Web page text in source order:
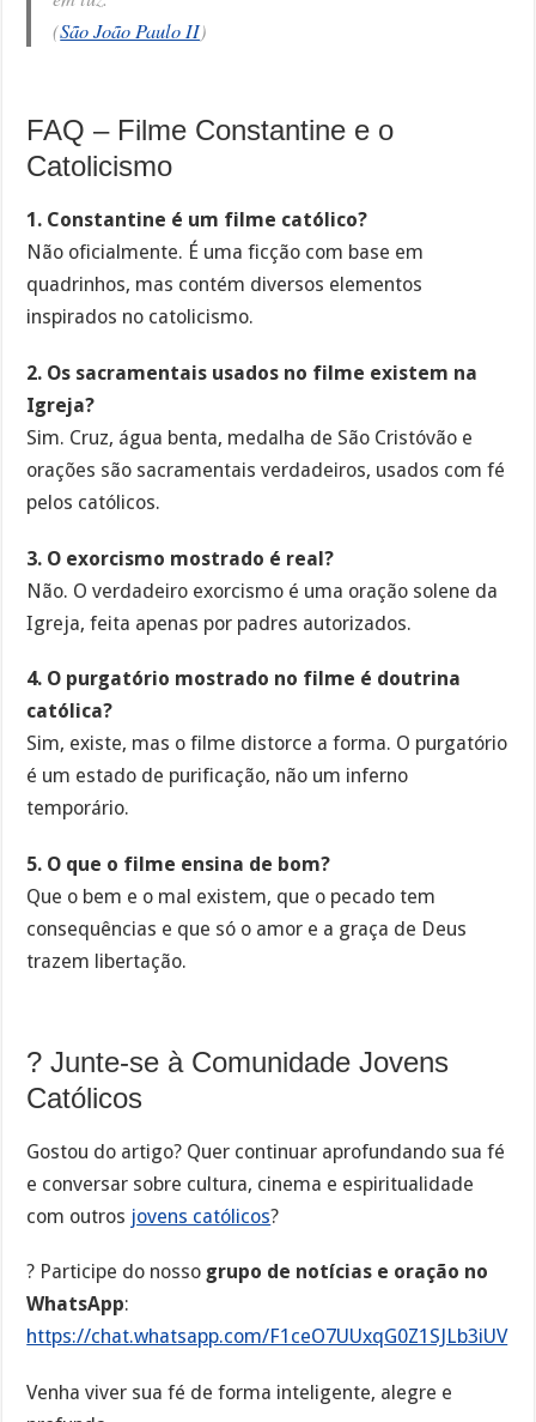
(São João Paulo II)
FAQ – Filme Constantine e o
Catolicismo
1. Constantine é um filme católico?
Não oficialmente. É uma ficção com base em
quadrinhos, mas contém diversos elementos
inspirados no catolicismo.
2. Os sacramentais usados no filme existem na
Igreja?
Sim. Cruz, água benta, medalha de São Cristóvão e
orações são sacramentais verdadeiros, usados com fé
pelos católicos.
3. O exorcismo mostrado é real?
Não. O verdadeiro exorcismo é uma oração solene da
Igreja, feita apenas por padres autorizados.
4. O purgatório mostrado no filme é doutrina
católica?
Sim, existe, mas o filme distorce a forma. O purgatório
é um estado de purificação, não um inferno
temporário.
5. O que o filme ensina de bom?
Que o bem e o mal existem, que o pecado tem
consequências e que só o amor e a graça de Deus
trazem libertação.
? Junte-se à Comunidade Jovens
Católicos
Gostou do artigo? Quer continuar aprofundando sua fé
e conversar sobre cultura, cinema e espiritualidade
com outros jovens católicos?
? Participe do nosso grupo de notícias e oração no
WhatsApp:
https://chat.whatsapp.com/F1ceO7UUxqG0Z1SJLb3iUV
Venha viver sua fé de forma inteligente, alegre e